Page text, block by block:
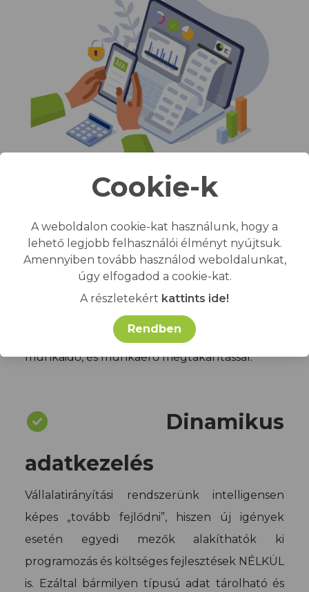
Közvetlen
számlaimport
A NAV adatbázisát használva, emberi
beavatkozás nélkül kaphatod meg bejövő
számláidat. Hibamentes, gyors bevételezés -
munkaidő, és munkaerő megtakarítással.
Dinamikus
adatkezelés
Vállalatirányítási rendszerünk intelligensen
képes „tovább fejlődni”, hiszen új igények
esetén egyedi mezők alakíthatók ki
programozás és költséges fejlesztések NÉLKÜL
is. Ezáltal bármilyen típusú adat tárolható és
Cookie-k
A weboldalon cookie-kat használunk, hogy a
lehető legjobb felhasználói élményt nyújtsuk.
Amennyiben tovább használod weboldalunkat,
úgy elfogadod a cookie-kat.
A részletekért kattints ide!
Rendben